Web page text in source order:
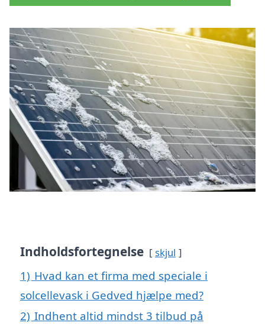
Indholdsfortegnelse skjul
1) Hvad kan et firma med speciale i
solcellevask i Gedved hjælpe med?
2) Indhent altid mindst 3 tilbud på